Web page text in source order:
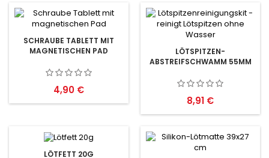
SCHRAUBE TABLETT MIT
MAGNETISCHEN PAD
Preis
4,90 €
LÖTSPITZEN-
ABSTREIFSCHWAMM 55MM
Preis
8,91 €
LÖTFETT 20G